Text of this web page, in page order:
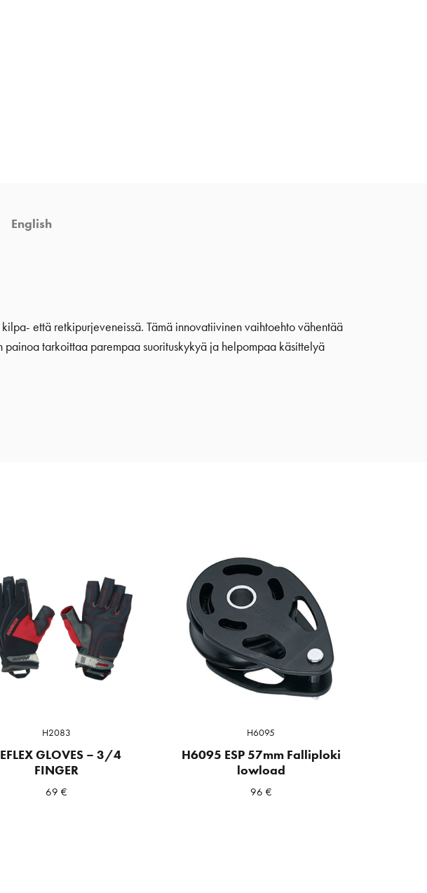
English
että retkipurjeveneissä. Tämä innovatiivinen vaihtoehto vähentää
tarkoittaa parempaa suorituskykyä ja helpompaa käsittelyä
H2083
GLOVES – 3/4
FINGER
69€
H6095
H6095 ESP 57mm Falliploki
lowload
96 €